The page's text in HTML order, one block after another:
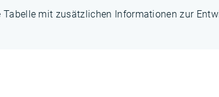
mit zusätzlichen Informationen zur